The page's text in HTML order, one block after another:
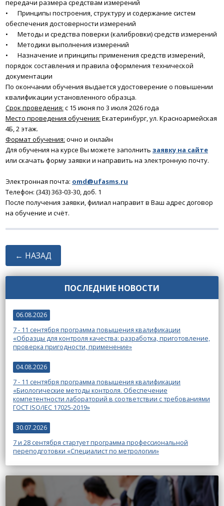
передачи размера средствам измерений
•
Принципы построения, структуру и содержание систем
обеспечения достоверности измерений
•
Методы и средства поверки (калибровки) средств измерений
•
Методики выполнения измерений
•
Назначение и принципы применения средств измерений,
порядок составления и правила оформления технической
документации
По окончании обучения выдается удостоверение о повышении
квалификации установленного образца.
Срок проведения: с 15 июня по 3 июля 2026 года
Место проведения обучения: Екатеринбург, ул. Красноармейская
4Б, 2 этаж.
Формат обучения: очно и онлайн
Для обучения на курсе Вы можете заполнить заявку на сайте
или скачать форму заявки и направить на электронную почту.
Электронная почта: omd@ufasms.ru
Телефон: (343) 363-03-30, доб. 1
После получения заявки, филиал направит в Ваш адрес договор
на обучение и счёт.
← НАЗАД
ПОСЛЕДНИЕ НОВОСТИ
06.08.2026
7 - 11 сентября программа повышения квалификации
«Образцы для контроля качества: разработка, приготовление,
проверка пригодности, применение»
04.08.2026
7 - 11 сентября программа повышения квалификации
«Биологические методы контроля. Обеспечение
компетентности лабораторий в соответствии с требованиями
ГОСТ ISO/IEC 17025-2019»
30.07.2026
7 и 28 сентября стартует программа профессиональной
переподготовки «Специалист по метрологии»